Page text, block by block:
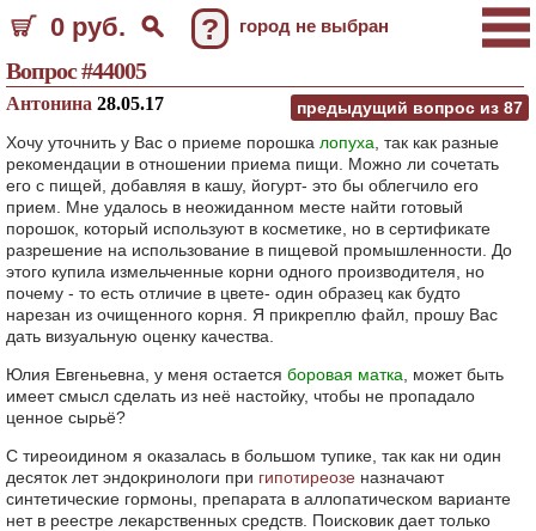
0 руб. ? город не выбран
Вопрос #44005
предыдущий вопрос из 87
Антонина 28.05.17
Хочу уточнить у Вас о приеме порошка лопуха , так как разные
рекомендации в отношении приема пищи. Можно ли сочетать
его с пищей, добавляя в кашу, йогурт- это бы облегчило его
прием. Мне удалось в неожиданном месте найти готовый
порошок, который используют в косметике, но в сертификате
разрешение на использование в пищевой промышленности. До
этого купила измельченные корни одного производителя, но
почему - то есть отличие в цвете- один образец как будто
нарезан из очищенного корня. Я прикреплю файл, прошу Вас
дать визуальную оценку качества.
Юлия Евгеньевна, у меня остается боровая матка , может быть
имеет смысл сделать из неё настойку, чтобы не пропадало
ценное сырьё?
С тиреоидином я оказалась в большом тупике, так как ни один
десяток лет эндокринологи при гипотиреозе назначают
синтетические гормоны, препарата в аллопатическом варианте
нет в реестре лекарственных средств. Поисковик дает только